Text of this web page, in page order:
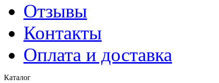
Отзывы
Контакты
Оплата и доставка
Каталог